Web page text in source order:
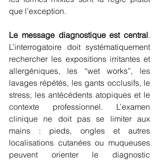
que l’exception.
Le message diagnostique est central.
L’interrogatoire doit systématiquement
rechercher les expositions irritantes et
allergéniques, les “wet works”, les
lavages répétés, les gants occlusifs, le
stress, les antécédents atopiques et le
contexte professionnel. L’examen
clinique ne doit pas se limiter aux
mains : pieds, ongles et autres
localisations cutanées ou muqueuses
peuvent orienter le diagnostic